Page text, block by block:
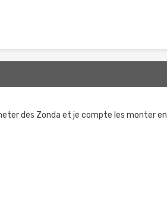
des Zonda et je compte les monter en